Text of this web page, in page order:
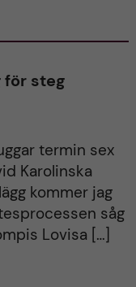
för steg
termin sex
Karolinska
kommer jag
såg
Lovisa […]